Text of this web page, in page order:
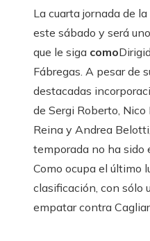
La cuarta jornada de
este sábado y será
que le siga como
Fábregas. A pesar de
destacadas
de Sergi Roberto, Nico
Reina y Andrea
temporada no ha sido
Como ocupa el último
clasificación, con sólo
empatar contra